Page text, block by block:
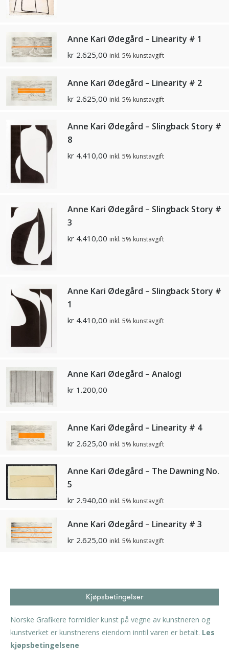
Anne Kari Ødegård – Linearity # 1
kr 2.625,00 inkl. 5% kunstavgift
Anne Kari Ødegård – Linearity # 2
kr 2.625,00 inkl. 5% kunstavgift
Anne Kari Ødegård – Slingback Story #
8
kr 4.410,00 inkl. 5% kunstavgift
Anne Kari Ødegård – Slingback Story #
3
kr 4.410,00 inkl. 5% kunstavgift
Anne Kari Ødegård – Slingback Story #
1
kr 4.410,00 inkl. 5% kunstavgift
Anne Kari Ødegård – Analogi
kr 1.200,00
Anne Kari Ødegård – Linearity # 4
kr 2.625,00 inkl. 5% kunstavgift
Anne Kari Ødegård – The Dawning No.
5
kr 2.940,00 inkl. 5% kunstavgift
Anne Kari Ødegård – Linearity # 3
kr 2.625,00 inkl. 5% kunstavgift
Kjøpsbetingelser
Norske Grafikere formidler kunst på vegne av kunstneren og
kunstverket er kunstnerens eiendom inntil varen er betalt. Les
kjøpsbetingelsene